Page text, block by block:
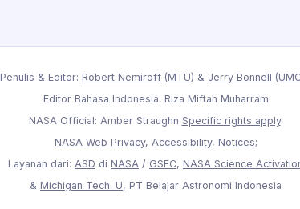
Penulis & Editor: Robert Nemiroff (MTU) & Jerry Bonnell (
Editor Bahasa Indonesia: Riza Miftah Muharram
NASA Official: Amber Straughn Specific rights apply.
NASA Web Privacy, Accessibility, Notices;
Layanan dari: ASD di NASA / GSFC, NASA Science
& Michigan Tech. U, PT Belajar Astronomi Indonesia